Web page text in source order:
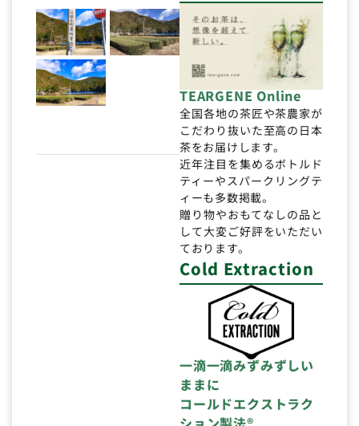
TEARGENE Online
全国各地の茶匠や茶農家が
こだわり抜いた至高の日本
茶をお届けします。
近年注目を集めるボトルド
ティーやスパークリングテ
ィーも多数掲載。
贈り物やおもてなしの品と
して大変ご好評をいただい
ております。
Cold Extraction
一滴一滴みずみずしい
ままに
コールドエクストラク